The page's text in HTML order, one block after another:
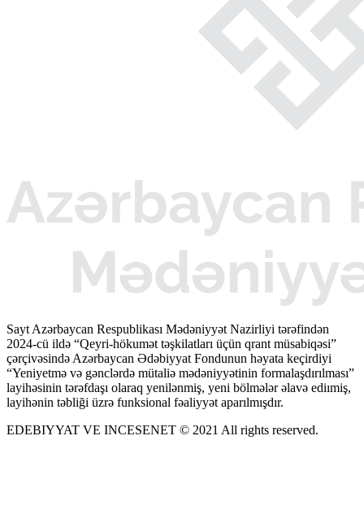
Sayt Azərbaycan Respublikası Mədəniyyət Nazirliyi tərəfindən
2024-cü ildə “Qeyri-hökumət təşkilatları üçün qrant müsabiqəsi”
çərçivəsində Azərbaycan Ədəbiyyat Fondunun həyata keçirdiyi
“Yeniyetmə və gənclərdə mütaliə mədəniyyətinin formalaşdırılması”
layihəsinin tərəfdaşı olaraq yenilənmiş, yeni bölmələr əlavə ediımiş,
layihənin təbliği üzrə funksional fəaliyyət aparılmışdır.
EDEBIYYAT VE INCESENET © 2021 All rights reserved.